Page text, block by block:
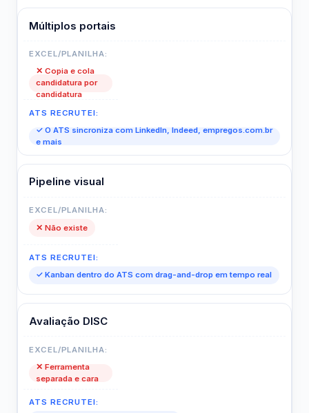
Múltiplos portais
✕ Copia e cola
candidatura por
candidatura
✓ O ATS sincroniza com LinkedIn, Indeed, empregos.com.br
e mais
Pipeline visual
✕ Não existe
✓ Kanban dentro do ATS com drag-and-drop em tempo real
Avaliação DISC
✕ Ferramenta
separada e cara